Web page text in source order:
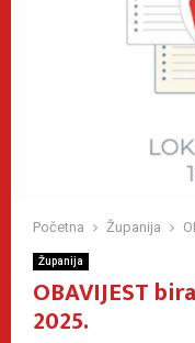
Početna Županija
Županija
OBAVIJEST
2025.